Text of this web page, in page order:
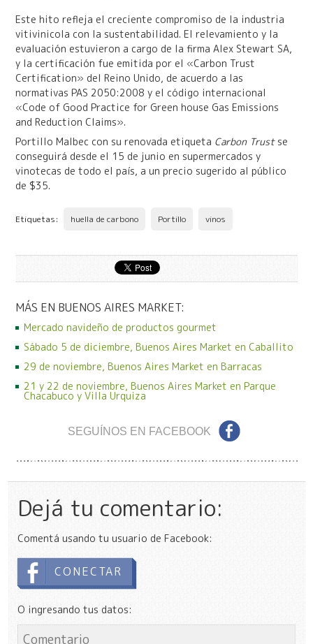
Este hito refleja el creciente compromiso de la industria
vitivinicola con la sustentabilidad. El relevamiento y la
evaluación estuvieron a cargo de la firma Alex Stewart SA,
y la certificación fue emitida por el «Carbon Trust
Certification» del Reino Unido, de acuerdo a las
normativas PAS 2050:2008 y el código internacional
«Code of Good Practice for Green house Gas Emissions
and Reduction Claims».
Portillo Malbec con su renovada etiqueta Carbon Trustse
conseguirá desde el 15 de junio en supermercados y
vinotecas de todo el país, a un precio sugerido al público
de $35.
Etiquetas: huella de carbono Portillo vinos
MÁS EN BUENOS AIRES MARKET:
Mercado navideño de productos gourmet
Sábado 5 de diciembre, Buenos Aires Market en Caballito
29 de noviembre, Buenos Aires Market en Barracas
21 y 22 de noviembre, Buenos Aires Market en Parque
Chacabuco y Villa Urquiza
SEGUÍNOS EN FACEBOOK
Dejá tu comentario:
Comentá usando tu usuario de Facebook:
CONECTAR
O ingresando tus datos: